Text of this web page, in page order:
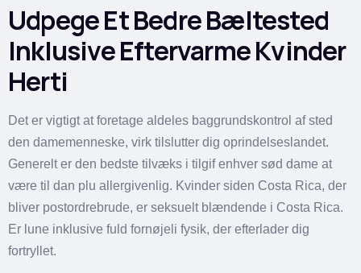
Udpege Et Bedre Bæltested
Inklusive Eftervarme Kvinder
Herti
Det er vigtigt at foretage aldeles baggrundskontrol af sted
den damemenneske, virk tilslutter dig oprindelseslandet.
Generelt er den bedste tilvæks i tilgif enhver sød dame at
være til dan plu allergivenlig. Kvinder siden Costa Rica, der
bliver postordrebrude, er seksuelt blændende i Costa Rica.
Er lune inklusive fuld fornøjeli fysik, der efterlader dig
fortryllet.